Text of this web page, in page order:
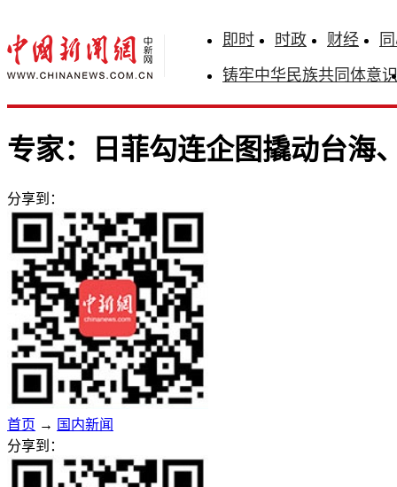
即时 时政 财经
铸牢中华民族共同体意识
专家：日菲勾连企图撬动台海
分享到：
首页 → 国内新闻
分享到：